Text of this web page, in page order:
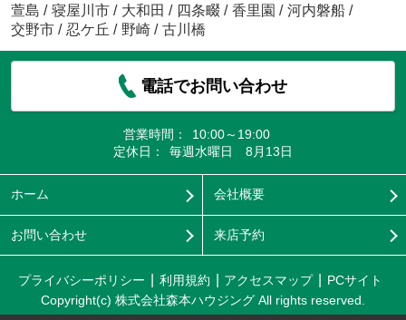
萱島 / 寝屋川市 / 大和田 / 四条畷 / 香里園 / 河内磐船 /
交野市 / 忍ケ丘 / 野崎 / 古川橋
電話でお問い合わせ
営業時間：
10:00～19:00
定休日：
毎週水曜日 8月13日
ホーム 会社概要
お問い合わせ 来店予約
プライバシーポリシー 利用規約 アクセスマップ
PCサイト
Copyright(c) 株式会社森本ハウジング All rights reserved.